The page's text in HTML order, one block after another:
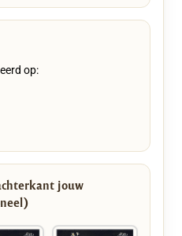
op:
jouw